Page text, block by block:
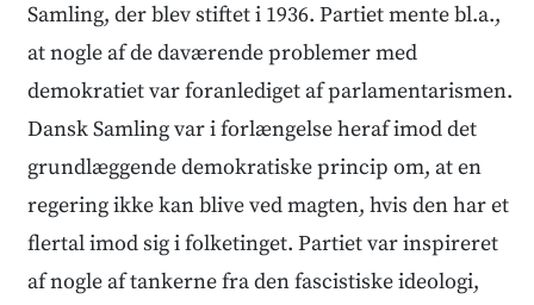
Samling, der blev stiftet i 1936. Partiet mente bl.a.,
at nogle af de daværende problemer med
demokratiet var foranlediget af parlamentarismen.
Dansk Samling var i forlængelse heraf imod det
grundlæggende demokratiske princip om, at en
regering ikke kan blive ved magten, hvis den har et
flertal imod sig i folketinget. Partiet var inspireret
af nogle af tankerne fra den fascistiske ideologi,